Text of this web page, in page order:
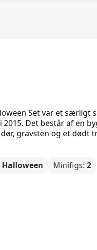
Set var et
Det består af en
gravsten og et
Halloween Minifigs:2